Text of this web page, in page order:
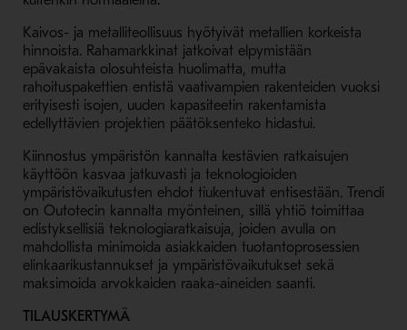
Kaivos- ja metalliteollisuus hyötyivät metallien korkeista
hinnoista. Rahamarkkinat jatkoivat elpymistään
epävakaista olosuhteista huolimatta, mutta
rahoituspakettien entistä vaativampien rakenteiden vuoksi
erityisesti isojen, uuden kapasiteetin rakentamista
edellyttävien projektien päätöksenteko hidastui.
Kiinnostus ympäristön kannalta kestävien ratkaisujen
käyttöön kasvaa jatkuvasti ja teknologioiden
ympäristövaikutusten ehdot tiukentuvat entisestään. Trendi
on Outotecin kannalta myönteinen, sillä yhtiö toimittaa
edistyksellisiä teknologiaratkaisuja, joiden avulla on
mahdollista minimoida asiakkaiden tuotantoprosessien
elinkaarikustannukset ja ympäristövaikutukset sekä
maksimoida arvokkaiden raaka-aineiden saanti.
TILAUSKERTYMÄ